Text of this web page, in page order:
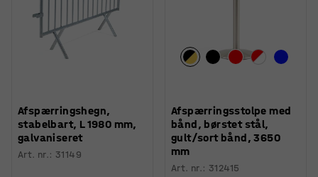
Afspærringshegn,
stabelbart, L 1980 mm,
galvaniseret
Art. nr.: 31149
Afspærringsstolpe med
bånd, børstet stål,
gult/sort bånd, 3650
mm
Art. nr.: 312415